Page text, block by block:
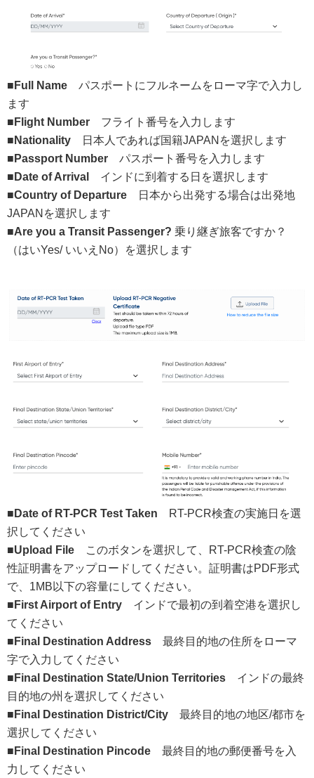
■Full Name パスポートにフルネームをローマ字で入力し
ます
■Flight Number フライト番号を入力します
■Nationality 日本人であれば国籍JAPANを選択します
■Passport Number パスポート番号を入力します
■Date of Arrival
インドに到着する日を選択します
■Country of Departure 日本から出発する場合は出発地
JAPANを選択します
■Are you a Transit Passenger? 乗り継ぎ旅客ですか？
（はいYes/ いいえNo）を選択します
■Date of RT-PCR Test Taken RT-PCR検査の実施日を選
択してください
■Upload File このボタンを選択して、RT-PCR検査の陰
性証明書をアップロードしてください。証明書はPDF形式
で、1MB以下の容量にしてください。
■First Airport of Entry インドで最初の到着空港を選択し
てください
■Final Destination Address 最終目的地の住所をローマ
字で入力してください
■Final Destination State/Union Territories インドの最終
目的地の州を選択してください
■Final Destination District/City 最終目的地の地区/都市を
選択してください
■Final Destination Pincode 最終目的地の郵便番号を入
力してください